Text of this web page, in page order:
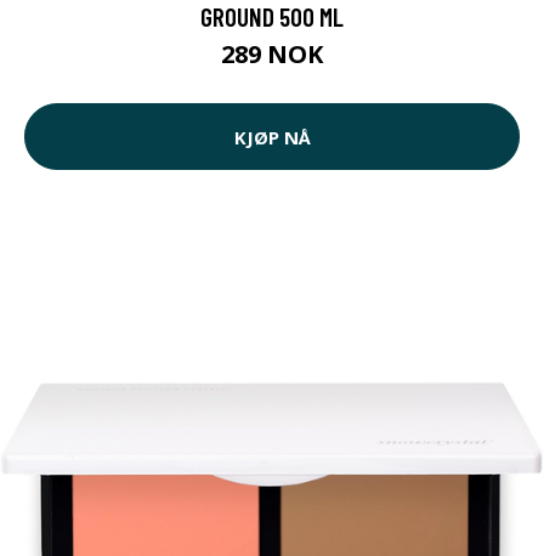
GROUND 500 ML
289 NOK
KJØP NÅ